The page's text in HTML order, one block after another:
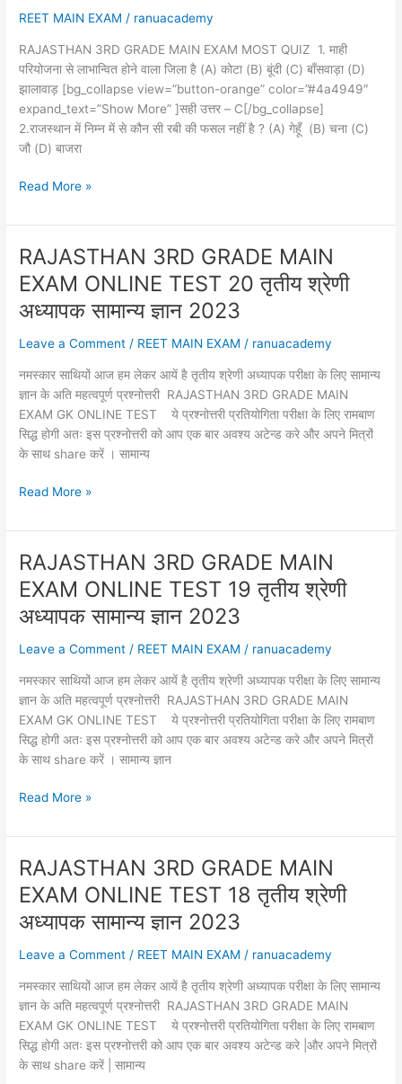
23
श्रेणी
शिक्षक
सामान्य
ज्ञान
REET MAIN EXAM / ranuacademy
RAJASTHAN 3RD GRADE MAIN EXAM MOST QUIZ 1. माही
परियोजना से लाभान्वित होने वाला जिला है (A) कोटा (B) बूंदी (C) बाँसवाड़ा (D)
झालावाड़ [bg_collapse view=”button-orange” color=”#4a4949″
expand_text=”Show More” ]सही उत्तर – C[/bg_collapse]
2.राजस्थान में निम्न में से कौन सी रबी की फसल नहीं है ? (A) गेहूँ (B) चना (C)
जौ (D) बाजरा
RAJASTHAN
GRADE
MAIN
EXAM
ONLINE
TEST
तृतीय
अध्यापक
सामान्य
ज्ञान
2023
Read More »
RAJASTHAN 3RD GRADE MAIN
EXAM ONLINE TEST 20 तृतीय श्रेणी
अध्यापक सामान्य ज्ञान 2023
Leave a Comment / REET MAIN EXAM / ranuacademy
नमस्कार साथियों आज हम लेकर आयें है तृतीय श्रेणी अध्यापक परीक्षा के लिए सामान्य
ज्ञान के अति महत्वपूर्ण प्रश्नोत्तरी RAJASTHAN 3RD GRADE MAIN
EXAM GK ONLINE TEST ये प्रश्नोत्तरी प्रतियोगिता परीक्षा के लिए रामबाण
सिद्ध होगी अतः इस प्रश्नोत्तरी को आप एक बार अवश्य अटेन्ड करे और अपने मित्रों
के साथ share करें । सामान्य
RAJASTHAN
GRADE
MAIN
EXAM
ONLINE
TEST
तृतीय
अध्यापक
सामान्य
ज्ञान
2023
Read More »
RAJASTHAN 3RD GRADE MAIN
EXAM ONLINE TEST 19 तृतीय श्रेणी
अध्यापक सामान्य ज्ञान 2023
Leave a Comment / REET MAIN EXAM / ranuacademy
नमस्कार साथियों आज हम लेकर आयें है तृतीय श्रेणी अध्यापक परीक्षा के लिए सामान्य
ज्ञान के अति महत्वपूर्ण प्रश्नोत्तरी RAJASTHAN 3RD GRADE MAIN
EXAM GK ONLINE TEST ये प्रश्नोत्तरी प्रतियोगिता परीक्षा के लिए रामबाण
सिद्ध होगी अतः इस प्रश्नोत्तरी को आप एक बार अवश्य अटेन्ड करे और अपने मित्रों
के साथ share करें । सामान्य ज्ञान
RAJASTHAN
GRADE
MAIN
EXAM
ONLINE
TEST
तृतीय
अध्यापक
सामान्य
ज्ञान
2023
Read More »
RAJASTHAN 3RD GRADE MAIN
EXAM ONLINE TEST 18 तृतीय श्रेणी
अध्यापक सामान्य ज्ञान 2023
Leave a Comment / REET MAIN EXAM / ranuacademy
नमस्कार साथियों आज हम लेकर आयें है तृतीय श्रेणी अध्यापक परीक्षा के लिए सामान्य
ज्ञान के अति महत्वपूर्ण प्रश्नोत्तरी RAJASTHAN 3RD GRADE MAIN
EXAM GK ONLINE TEST ये प्रश्नोत्तरी प्रतियोगिता परीक्षा के लिए रामबाण
सिद्ध होगी अतः इस प्रश्नोत्तरी को आप एक बार अवश्य अटेन्ड करे |और अपने मित्रों
के साथ share करें | सामान्य